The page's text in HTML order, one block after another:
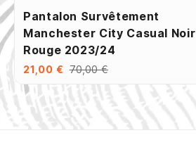
Pantalon Survêtement
Manchester City Casual Noir
Rouge 2023/24
21,00 € 70,00 €